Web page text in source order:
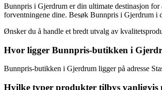
Bunnpris i Gjerdrum er din ultimate destinasjon
forventningene dine. Besøk Bunnpris i Gjerdrum i
Ønsker du å handle et bredt utvalg av
Hvor ligger Bunnpris-butikken i
Bunnpris-butikken i Gjerdrum ligger på adresse
Hvilke typer produkter tilbys